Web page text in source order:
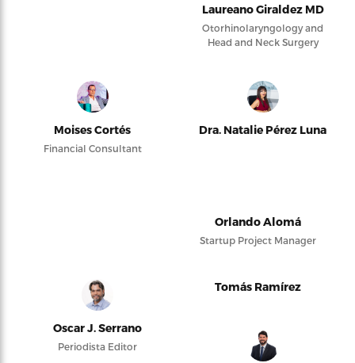
Laureano Giraldez MD
Otorhinolaryngology and
Head and Neck Surgery
Moises Cortés
Financial Consultant
Dra. Natalie Pérez Luna
Orlando Alomá
Startup Project Manager
Oscar J. Serrano
Periodista Editor
Tomás Ramírez